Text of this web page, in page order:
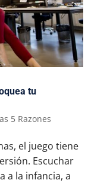
tu
5 Razones
el juego tiene
Escuchar
a la infancia, a